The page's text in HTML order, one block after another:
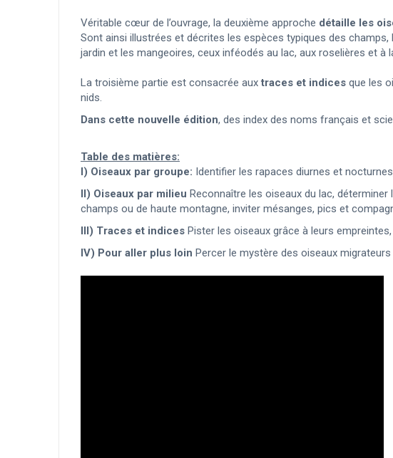
Véritable cœur de l’ouvrage, la deuxième approche détaille les
Sont ainsi illustrées et décrites les espèces typiques des
jardin et les mangeoires, ceux inféodés au lac, aux roselières et
La troisième partie est consacrée auxtraces et indices que les
nids.
Dans cette nouvelle édition, des index des noms français et
Table des matières:
I) Oiseaux par groupe: Identifier les rapaces diurnes et
II) Oiseaux par milieu Reconnaître les oiseaux du lac,
champs ou de haute montagne, inviter mésanges, pics et
III) Traces et indices Pister les oiseaux grâce à leurs
IV) Pour aller plus loin Percer le mystère des oiseaux